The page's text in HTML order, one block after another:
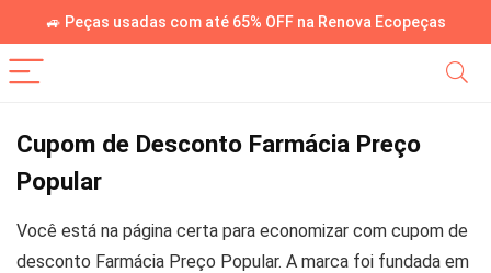
🚙 Peças usadas com até 65% OFF na Renova Ecopeças
Cupom de Desconto Farmácia Preço
Popular
Você está na página certa para economizar com cupom de
desconto Farmácia Preço Popular. A marca foi fundada em